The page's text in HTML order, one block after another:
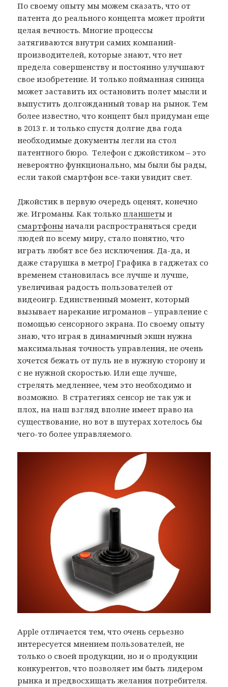
По своему опыту мы можем сказать, что от
патента до реального концепта может пройти
целая вечность. Многие процессы
затягиваются внутри самих компаний-
производителей, которые знают, что нет
предела совершенству и постоянно улучшают
свое изобретение. И только пойманная синица
может заставить их остановить полет мысли и
выпустить долгожданный товар на рынок. Тем
более известно, что концепт был придуман еще
в 2013 г. и только спустя долгие два года
необходимые документы легли на стол
патентного бюро. Телефон с джойстиком – это
невероятно функционально, мы были бы рады,
если такой смартфон все-таки увидит свет.
Джойстик в первую очередь оценят, конечно
же. Игроманы. Как толькопланшеты и
смартфоны начали распространяться среди
людей по всему миру, стало понятно, что
играть любят все без исключения. Да-да, и
даже старушка в метроJ Графика в гаджетах со
временем становилась все лучше и лучше,
увеличивая радость пользователей от
видеоигр. Единственный момент, который
вызывает нарекание игроманов – управление с
помощью сенсорного экрана. По своему опыту
знаю, что играя в динамичный экшн нужна
максимальная точность управления, не очень
хочется бежать от пуль не в нужную сторону и
с не нужной скоростью. Или еще лучше,
стрелять медленнее, чем это необходимо и
возможно. В стратегиях сенсор не так уж и
плох, на наш взгляд вполне имеет право на
существование, но вот в шутерах хотелось бы
чего-то более управляемого.
Apple отличается тем, что очень серьезно
интересуется мнением пользователей, не
только о своей продукции, но и о продукции
конкурентов, что позволяет им быть лидером
рынка и предвосхищать желания потребителя.